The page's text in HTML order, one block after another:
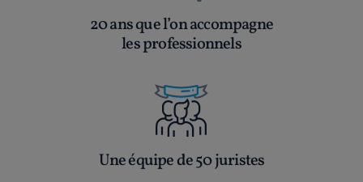
20 ans que l’on accompagne
les professionnels
Une équipe de 50 juristes